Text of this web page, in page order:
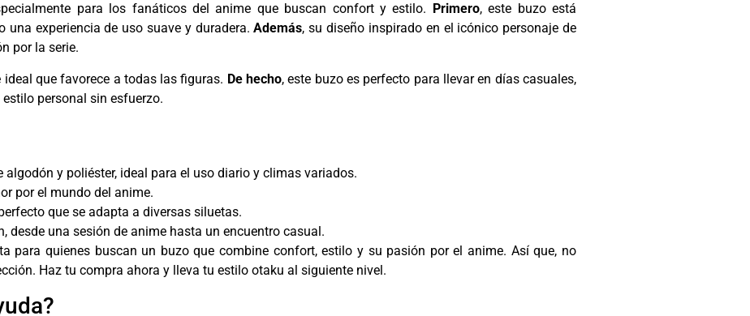
para los fanáticos del anime que buscan confort y estilo. Primero, este buzo está
una experiencia de uso suave y duradera.Además, su diseño inspirado en el icónico personaje de
por la serie.
que favorece a todas las figuras. De hecho, este buzo es perfecto para llevar en días casuales,
personal sin esfuerzo.
algodón y poliéster, ideal para el uso diario y climas variados.
por el mundo del anime.
que se adapta a diversas siluetas.
desde una sesión de anime hasta un encuentro casual.
para quienes buscan un buzo que combine confort, estilo y su pasión por el anime. Así que, no
Haz tu compra ahora y lleva tu estilo otaku al siguiente nivel.